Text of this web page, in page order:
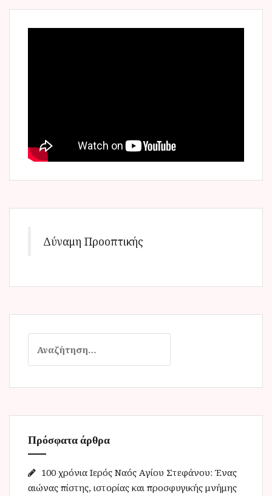
Δύναμη Προοπτικής
α
ζ
τ
σ
η
γ
ι
Πρόσφατα άρθρα
100 χρόνια Ιερός Ναός Αγίου Στεφάνου: Ένας
αιώνας πίστης, ιστορίας και προσφυγικής μνήμης